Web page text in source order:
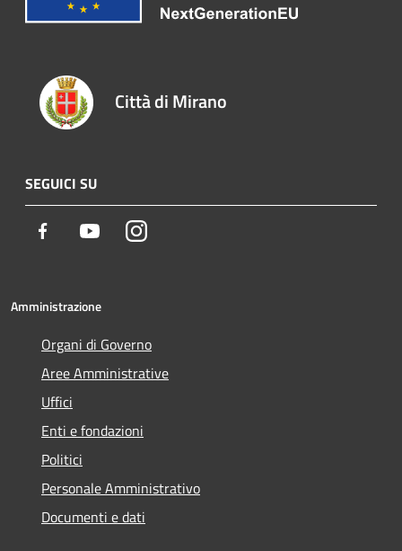
Città di Mirano
SEGUICI SU
Facebook YoutubeInstagram
Amministrazione
Organi di Governo
Aree Amministrative
Uffici
Enti e fondazioni
Politici
Personale Amministrativo
Documenti e dati